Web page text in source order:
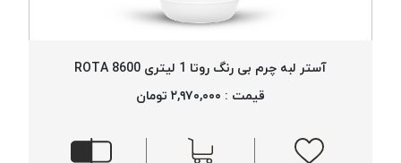
آستر لبه چرم بی رنگ روتا 1 لیتری 8600 ROTA
قیمت : ۲,۹۷۰,۰۰۰ تومان